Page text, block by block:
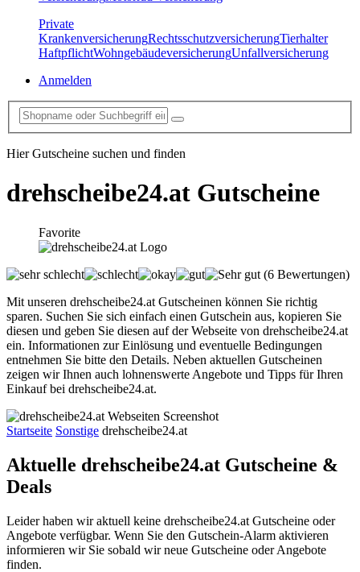
Private
KrankenversicherungRechtsschutzversicherungTierhalter
HaftpflichtWohngebäudeversicherungUnfallversicherung
Anmelden
Hier Gutscheine suchen und finden
drehscheibe24.at Gutscheine
Favorite
(6 Bewertungen)
Mit unseren drehscheibe24.at Gutscheinen können Sie richtig
sparen. Suchen Sie sich einfach einen Gutschein aus, kopieren Sie
diesen und geben Sie diesen auf der Webseite von drehscheibe24.at
ein. Informationen zur Einlösung und eventuelle Bedingungen
entnehmen Sie bitte den Details. Neben aktuellen Gutscheinen
zeigen wir Ihnen auch lohnenswerte Angebote und Tipps für Ihren
Einkauf bei drehscheibe24.at.
Startseite Sonstige drehscheibe24.at
Aktuelle drehscheibe24.at Gutscheine &
Deals
Leider haben wir aktuell keine drehscheibe24.at Gutscheine oder
Angebote verfügbar. Wenn Sie den Gutschein-Alarm aktivieren
informieren wir Sie sobald wir neue Gutscheine oder Angebote
finden.